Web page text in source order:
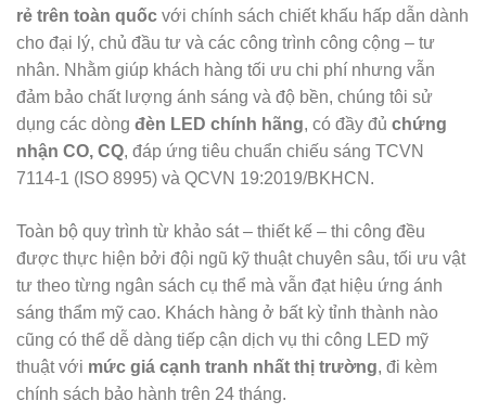
rẻ trên toàn quốc với chính sách chiết khấu hấp dẫn dành
cho đại lý, chủ đầu tư và các công trình công cộng – tư
nhân. Nhằm giúp khách hàng tối ưu chi phí nhưng vẫn
đảm bảo chất lượng ánh sáng và độ bền, chúng tôi sử
dụng các dòng đèn LED chính hãng, có đầy đủ chứng
nhận CO, CQ, đáp ứng tiêu chuẩn chiếu sáng TCVN
7114-1 (ISO 8995) và QCVN 19:2019/BKHCN.
Toàn bộ quy trình từ khảo sát – thiết kế – thi công đều
được thực hiện bởi đội ngũ kỹ thuật chuyên sâu, tối ưu vật
tư theo từng ngân sách cụ thể mà vẫn đạt hiệu ứng ánh
sáng thẩm mỹ cao. Khách hàng ở bất kỳ tỉnh thành nào
cũng có thể dễ dàng tiếp cận dịch vụ thi công LED mỹ
thuật với mức giá cạnh tranh nhất thị trường, đi kèm
chính sách bảo hành trên 24 tháng.